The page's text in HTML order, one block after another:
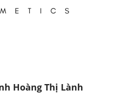
Hoàng Thị Lành